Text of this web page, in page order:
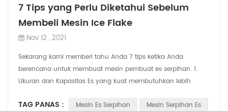
7 Tips yang Perlu Diketahui Sebelum
Membeli Mesin Ice Flake
Nov 12 , 2021
Sekarang kami memberi tahu Anda 7 tips ketika Anda
berencana untuk membuat mesin pembuat es serpihan. 1.
Ukuran dan Kapasitas Es yang kuat membutuhkan lebih
TAG PANAS : Mesin Es Serpihan
Mesin Serpihan Es